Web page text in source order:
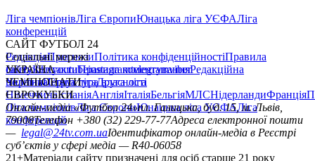
Ліга чемпіонівЛіга ЄвропиЮнацька ліга УЄФАЛіга
конференцій
САЙТ ФУТБОЛ 24
РедакціяПрогнозиПолітика конфіденційностіПравила
сайтуКонтактиПравила коментуванняРедакційна
політикаСтруктура власності
Соціальні мережі
facebookxyoutubeinstagramtelegramviber
УКРАЇНА
УкраїнаПерша лігаДруга ліга
ЧЕМПІОНАТИ
НімеччинаІспаніяАнгліяІталіяБельгіяМЛСНідерландиФранція
ЄВРОКУБКИ
Ліга чемпіонівЛіга ЄвропиЮнацька ліга УЄФАЛіга
конференцій
Онлайн-медіа «Футбол 24»пл. Галицька, буд. 15, м. Львів,
79008Телефон +380 (32) 229-77-77Адреса електронної пошти
— legal@24tv.com.uaІдентифікатор онлайн-медіа в Реєстрі
суб’єктів у сфері медіа — R40-06058
21+Матеріали сайту призначені для осіб старше 21 року